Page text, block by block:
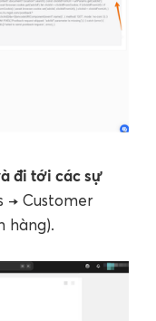
đi tới các sự
→ Customer
hàng).